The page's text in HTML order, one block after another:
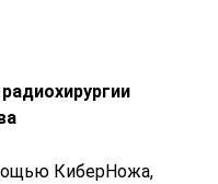
КиберНожа,